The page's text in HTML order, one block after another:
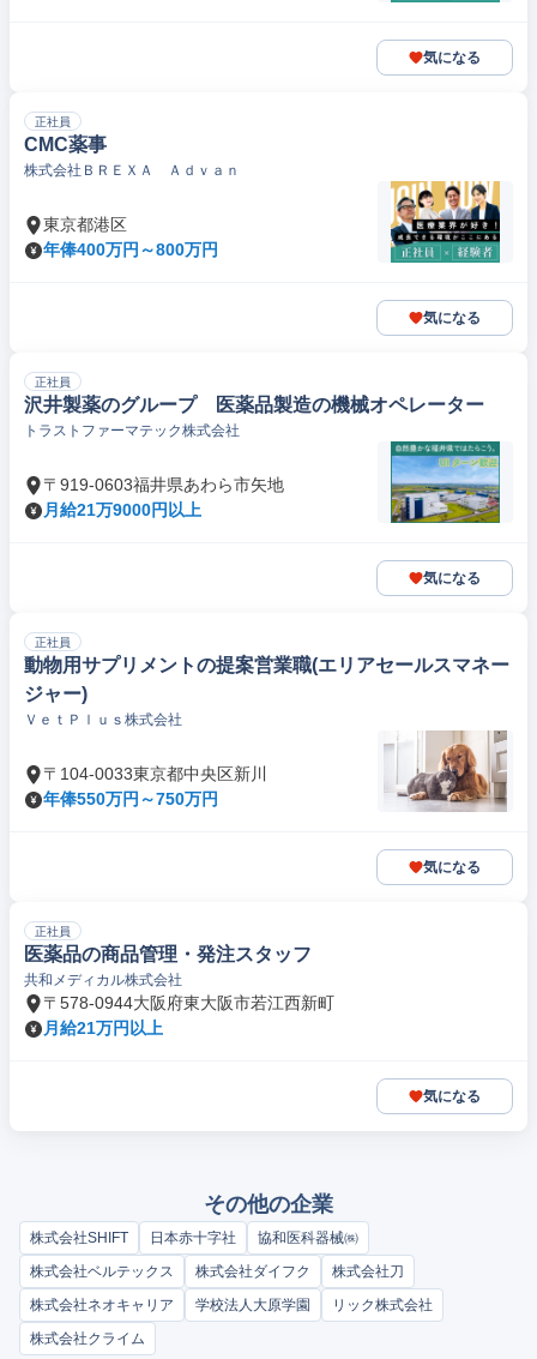
気になる
正社員
CMC薬事
株式会社ＢＲＥＸＡ Ａｄｖａｎ
東京都港区
年俸400万円～800万円
気になる
正社員
沢井製薬のグループ 医薬品製造の機械オペレーター
トラストファーマテック株式会社
〒919-0603福井県あわら市矢地
月給21万9000円以上
気になる
正社員
動物用サプリメントの提案営業職(エリアセールスマネー
ジャー)
ＶｅｔＰｌｕｓ株式会社
〒104-0033東京都中央区新川
年俸550万円～750万円
気になる
正社員
医薬品の商品管理・発注スタッフ
共和メディカル株式会社
〒578-0944大阪府東大阪市若江西新町
月給21万円以上
気になる
その他の企業
株式会社SHIFT 日本赤十字社
協和医科器械㈱
株式会社ベルテックス
株式会社ダイフク
株式会社刀
株式会社ネオキャリア
学校法人大原学園
リック株式会社
株式会社クライム